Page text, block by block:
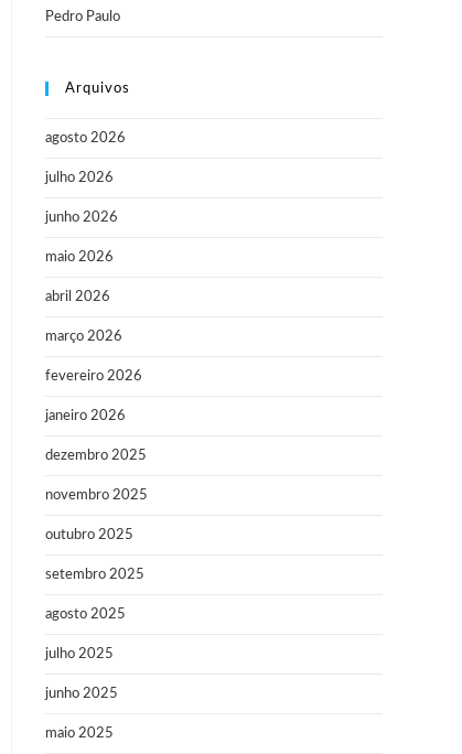
Pedro Paulo
Arquivos
agosto 2026
julho 2026
junho 2026
maio 2026
abril 2026
março 2026
fevereiro 2026
janeiro 2026
dezembro 2025
novembro 2025
outubro 2025
setembro 2025
agosto 2025
julho 2025
junho 2025
maio 2025